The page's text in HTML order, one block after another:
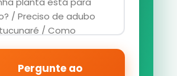
Pergunte ao